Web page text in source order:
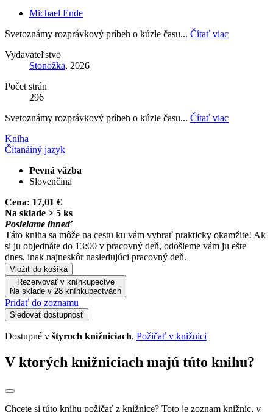
Michael Ende
Svetoznámy rozprávkový príbeh o kúzle času... Čítať viac
Vydavateľstvo
Stonožka, 2026
Počet strán
296
Svetoznámy rozprávkový príbeh o kúzle času... Čítať viac
Kniha
Čítanáiný jazyk
Pevná väzba
Slovenčina
Cena: 17,01 €
Na sklade > 5 ks
Posielame ihneď
Táto kniha sa môže na cestu ku vám vybrať prakticky okamžite! Ak
si ju objednáte do 13:00 v pracovný deň, odošleme vám ju ešte
dnes, inak najneskôr nasledujúci pracovný deň.
Vložiť do košíka
Rezervovať v kníhkupectve
Na sklade v 28 kníhkupectvách
Pridať do zoznamu
Sledovať dostupnosť
Dostupné v štyroch knižniciach. Požičať v knižnici
V ktorých knižniciach majú túto knihu?
Chcete si túto knihu požičať z knižnice? Toto je zoznam knižníc, v